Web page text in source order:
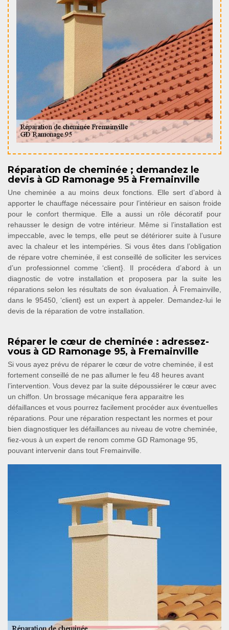
Réparation de cheminée ; demandez le
devis à GD Ramonage 95 à Fremainville
Une cheminée a au moins deux fonctions. Elle sert d’abord à
apporter le chauffage nécessaire pour l’intérieur en saison froide
pour le confort thermique. Elle a aussi un rôle décoratif pour
rehausser le design de votre intérieur. Même si l’installation est
impeccable, avec le temps, elle peut se détériorer suite à l’usure
avec la chaleur et les intempéries. Si vous êtes dans l’obligation
de répare votre cheminée, il est conseillé de solliciter les services
d’un professionnel comme ‘client}. Il procédera d’abord à un
diagnostic de votre installation et proposera par la suite les
réparations selon les résultats de son évaluation. À Fremainville,
dans le 95450, ‘client} est un expert à appeler. Demandez-lui le
devis de la réparation de votre installation.
Réparer le cœur de cheminée : adressez-
vous à GD Ramonage 95, à Fremainville
Si vous ayez prévu de réparer le cœur de votre cheminée, il est
fortement conseillé de ne pas allumer le feu 48 heures avant
l’intervention. Vous devez par la suite dépoussiérer le cœur avec
un chiffon. Un brossage mécanique fera apparaitre les
défaillances et vous pourrez facilement procéder aux éventuelles
réparations. Pour une réparation respectant les normes et pour
bien diagnostiquer les défaillances au niveau de votre cheminée,
fiez-vous à un expert de renom comme GD Ramonage 95,
pouvant intervenir dans tout Fremainville.